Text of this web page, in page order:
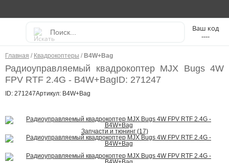
----
Главная / Квадрокоптеры / B4W+Bag
Радиоуправляемый квадрокоптер MJX Bugs 4W
FPV RTF 2.4G - B4W+BagID: 271247
ID: 271247Артикул: B4W+Bag
Запчасти и тюнинг (17)